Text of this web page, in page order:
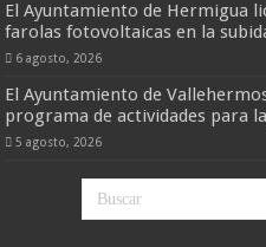
El Ayuntamiento de Hermigua
farolas fotovoltaicas en la
6 agosto, 2026
El Ayuntamiento de
programa de actividades para
5 agosto, 2026